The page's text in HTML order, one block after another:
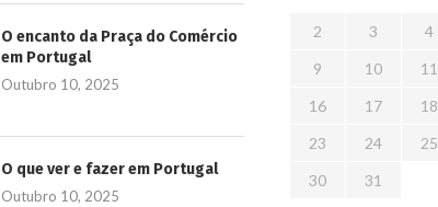
O encanto da Praça do Comércio
em Portugal
Outubro 10, 2025
O que ver e fazer em Portugal
Outubro 10, 2025
2
3 4
9
10 11
16
17 18
23
24 25
30
31